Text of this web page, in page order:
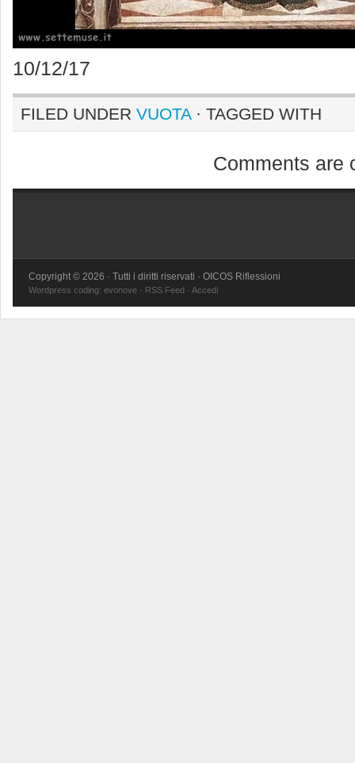
10/12/17
FILED UNDER VUOTA· TAGGED WITH
Comments are
Copyright © 2026 · Tutti i diritti riservati · OICOS Riflessioni
Wordpress coding: evonove · RSS Feed · Accedi